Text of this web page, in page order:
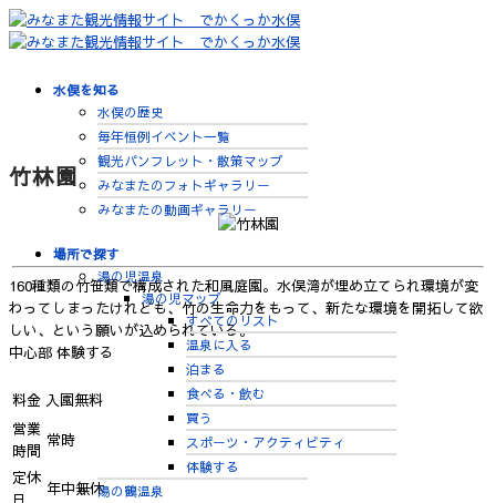
水俣を知る
水俣の歴史
毎年恒例イベント一覧
観光パンフレット・散策マップ
みなまたのフォトギャラリー
みなまたの動画ギャラリー
場所で探す
湯の児温泉
湯の児マップ
すべてのリスト
温泉に入る
泊まる
食べる・飲む
買う
スポーツ・アクティビティ
体験する
湯の鶴温泉
竹林園
160種類の竹笹類で構成された和風庭園。水俣湾が埋め立てられ環境が変
わってしまったけれども、竹の生命力をもって、新たな環境を開拓して欲
しい、という願いが込められている。
中心部 体験する
料金 入園無料
営業
時間
常時
定休
年中無休